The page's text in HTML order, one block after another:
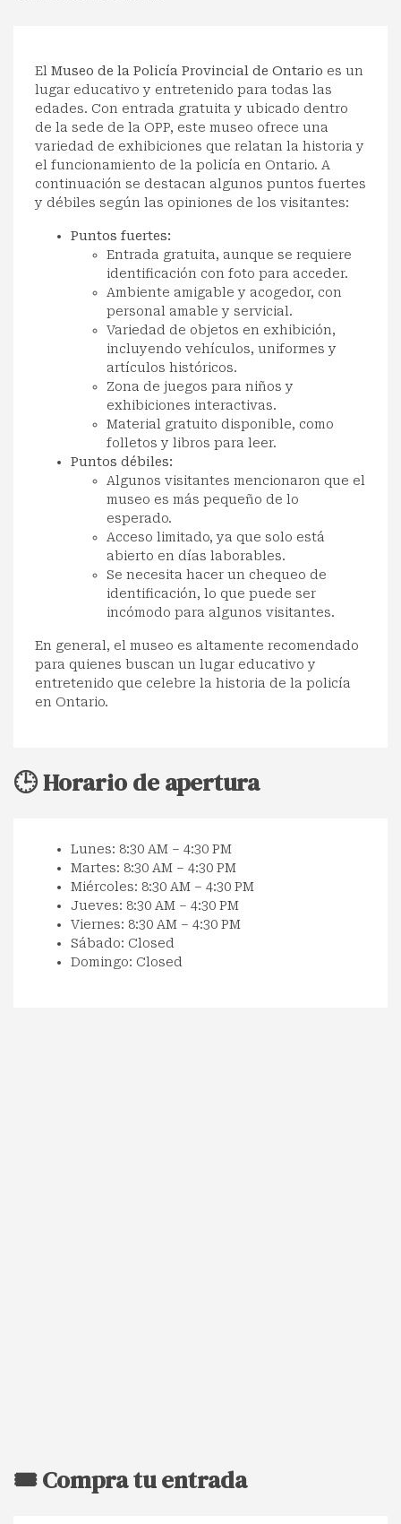
El Museo de la Policía Provincial de Ontario es un
lugar educativo y entretenido para todas las
edades. Con entrada gratuita y ubicado dentro
de la sede de la OPP, este museo ofrece una
variedad de exhibiciones que relatan la historia y
el funcionamiento de la policía en Ontario. A
continuación se destacan algunos puntos fuertes
y débiles según las opiniones de los visitantes:
Puntos fuertes:
Entrada gratuita, aunque se requiere
identificación con foto para acceder.
Ambiente amigable y acogedor, con
personal amable y servicial.
Variedad de objetos en exhibición,
incluyendo vehículos, uniformes y
artículos históricos.
Zona de juegos para niños y
exhibiciones interactivas.
Material gratuito disponible, como
folletos y libros para leer.
Puntos débiles:
Algunos visitantes mencionaron que el
museo es más pequeño de lo
esperado.
Acceso limitado, ya que solo está
abierto en días laborables.
Se necesita hacer un chequeo de
identificación, lo que puede ser
incómodo para algunos visitantes.
En general, el museo es altamente recomendado
para quienes buscan un lugar educativo y
entretenido que celebre la historia de la policía
en Ontario.
🕒 Horario de apertura
Lunes: 8:30 AM – 4:30 PM
Martes: 8:30 AM – 4:30 PM
Miércoles: 8:30 AM – 4:30 PM
Jueves: 8:30 AM – 4:30 PM
Viernes: 8:30 AM – 4:30 PM
Sábado: Closed
Domingo: Closed
🎟️ Compra tu entrada